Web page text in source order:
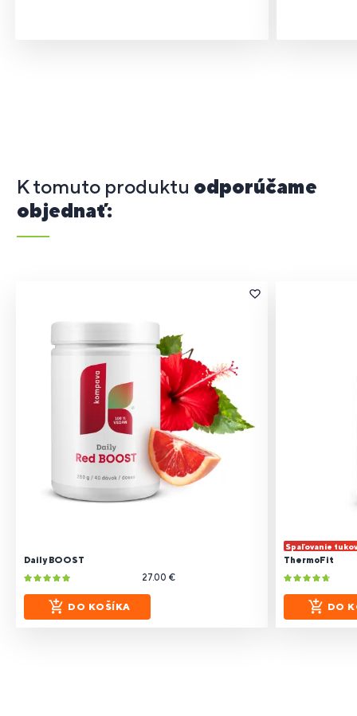
K tomuto produktu odporúčame
objednať:
Daily BOOST
27.00 €
DO KOŠÍKA
Spaľovanie tukov
ThermoFit
DO